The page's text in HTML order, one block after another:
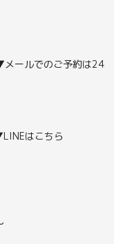
ールでのご予約は24
はこちら